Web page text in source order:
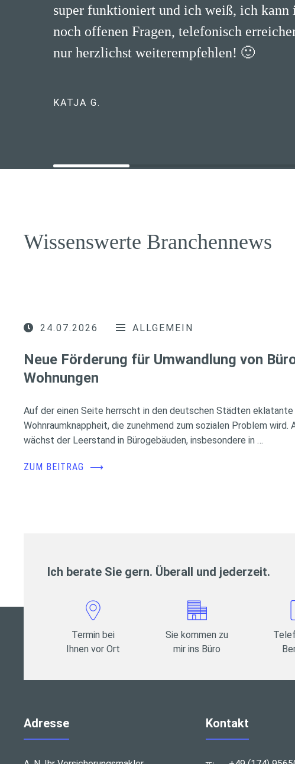
super funktioniert und ich weiß, ich
noch offenen Fragen, telefonisch
nur herzlichst weiterempfehlen! 🙂
KATJA G.
Wissenswerte Branchennews
24.07.2026 ALLGEMEIN
Neue Förderung für Umwandlung von
Wohnungen
Auf der einen Seite herrscht in den deutschen Städten eklatante
Wohnraumknappheit, die zunehmend zum sozialen Problem wird.
wächst der Leerstand in Bürogebäuden, insbesondere in …
ZUM BEITRAG ⟶
Ich berate Sie gern. Überall und jederzeit.
Termin bei
Ihnen vor Ort
Sie kommen zu
mir ins Büro
Adresse Kontakt